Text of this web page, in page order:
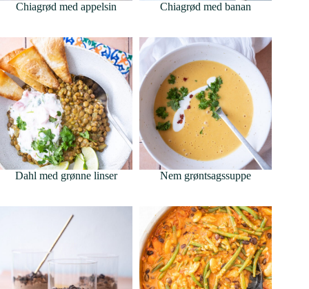
Chiagrød med appelsin Chiagrød med banan
Dahl med grønne linser Nem grøntsagssuppe